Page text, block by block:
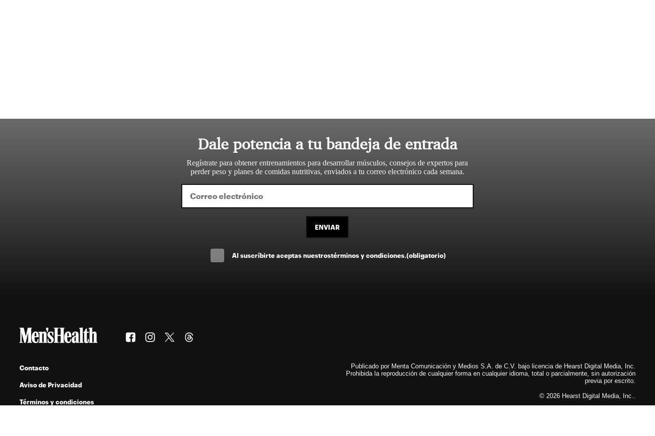
Dale potencia a tu bandeja de entrada
Regístrate para obtener entrenamientos para desarrollar músculos, consejos de expertos para
perder peso y planes de comidas nutritivas, enviados a tu correo electrónico cada semana.
ENVIAR
Al suscríbirte aceptas nuestrostérminos y condiciones.(obligatorio)
Contacto
Aviso de Privacidad
Términos y condiciones
Publicado por Menta Comunicación y Medios S.A. de C.V. bajo licencia de Hearst Digital Media, Inc.
Prohibida la reproducción de cualquier forma en cualquier idioma, total o parcialmente, sin autorización
previa por escrito.
© 2026 Hearst Digital Media, Inc..